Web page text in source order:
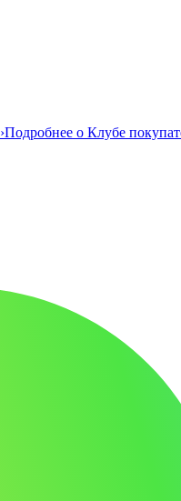
›Подробнее о Клубе